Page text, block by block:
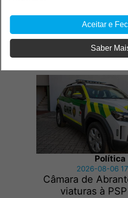
Outras
Política
2026-08-06
Câmara de
viaturas à
Aceitar e
Saber